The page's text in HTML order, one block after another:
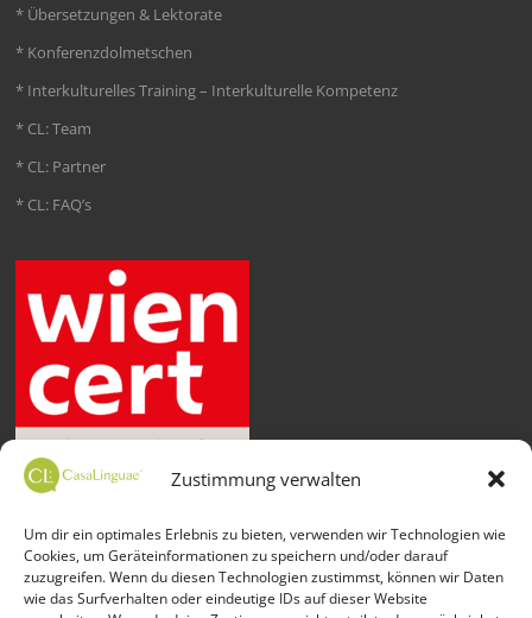
Zustimmung verwalten
Um dir ein optimales Erlebnis zu bieten, verwenden wir Technologien wie
Cookies, um Geräteinformationen zu speichern und/oder darauf
zuzugreifen. Wenn du diesen Technologien zustimmst, können wir Daten
wie das Surfverhalten oder eindeutige IDs auf dieser Website
* Übersetzungen & Lektorate
* Konferenzdolmetschen
* Interkulturelles Training – Interkulturelle Kompetenz
* CL: Team
* CL: Partner
* CL: FAQ’s